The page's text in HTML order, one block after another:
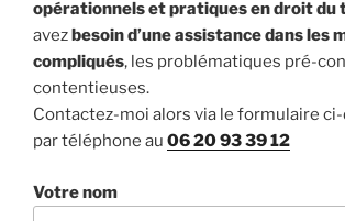
opérationnels et pratiques en droit du
avezbesoin d’une assistance dans les
compliqués, les problématiques pré-
contentieuses.
Contactez-moi alors via le formulaire
par téléphone au 06 20 93 39 12
Votre nom